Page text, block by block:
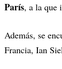
París, a la que
Además, se
Francia, Ian